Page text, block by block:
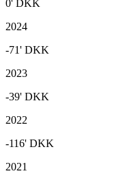
0' DKK
2024
-71' DKK
2023
-39' DKK
2022
-116' DKK
2021